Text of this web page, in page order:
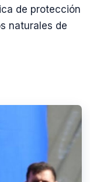
de protección
naturales de